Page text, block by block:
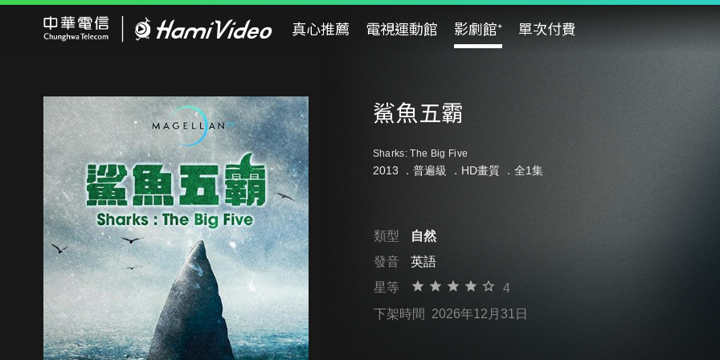
真心推薦 電視運動館 影劇館⁺ 單次付費
鯊魚五霸
Sharks: The Big Five
2013 ． 普遍級 ．HD畫質 ．全1集
類型
自然
發音
英語
星等
4
下架時間 2026年12月31日